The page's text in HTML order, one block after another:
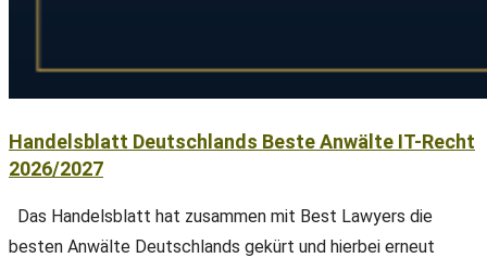
Handelsblatt Deutschlands Beste Anwälte IT-Recht
2026/2027
Das Handelsblatt hat zusammen mit Best Lawyers die
besten Anwälte Deutschlands gekürt und hierbei erneut